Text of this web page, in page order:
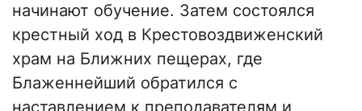
начинают обучение. Затем состоялся
крестный ход в Крестовоздвиженский
храм на Ближних пещерах, где
Блаженнейший обратился с